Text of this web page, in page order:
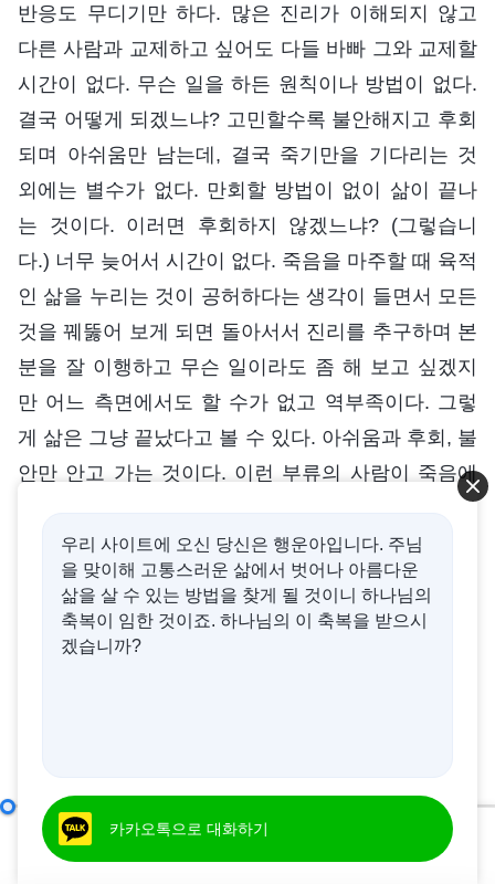
반응도 무디기만 하다. 많은 진리가 이해되지 않고
다른 사람과 교제하고 싶어도 다들 바빠 그와 교제할
시간이 없다. 무슨 일을 하든 원칙이나 방법이 없다.
결국 어떻게 되겠느냐? 고민할수록 불안해지고 후회
되며 아쉬움만 남는데, 결국 죽기만을 기다리는 것
외에는 별수가 없다. 만회할 방법이 없이 삶이 끝나
는 것이다. 이러면 후회하지 않겠느냐? (그렇습니
다.) 너무 늦어서 시간이 없다. 죽음을 마주할 때 육적
인 삶을 누리는 것이 공허하다는 생각이 들면서 모든
것을 꿰뚫어 보게 되면 돌아서서 진리를 추구하며 본
분을 잘 이행하고 무슨 일이라도 좀 해 보고 싶겠지
만 어느 측면에서도 할 수가 없고 역부족이다. 그렇
게 삶은 그냥 끝났다고 볼 수 있다. 아쉬움과 후회, 불
안만 안고 가는 것이다. 이런 부류의 사람이 죽음에
직면하면 그 마지막 결과는 어떻겠느냐? 아쉬움과
후회, 불안을 안고 떠날 수밖에 없다. 평생을 헛되이
산 것이다! 육적으로는 조금도 고생하지 않고 안락만
실컷 누렸다. 바람과 햇빛에 노출되지 않고 그 어떤
위험과 대가도 감수하지 않았다. 병치레는커녕 감기
뿐이다. 아쉬워해 봐야 어쩌겠느냐? 이것이 바로 자
업자득이라고 하는 것이다.
우리 사이트에 오신 당신은 행운아입니다. 주님
을 맞이해 고통스러운 삶에서 벗어나 아름다운
삶을 살 수 있는 방법을 찾게 될 것이니 하나님의
축복이 임한 것이죠. 하나님의 이 축복을 받으시
겠습니까?
카카오톡으로 대화하기
어떻게 진리를 추구해야 하는가(6)